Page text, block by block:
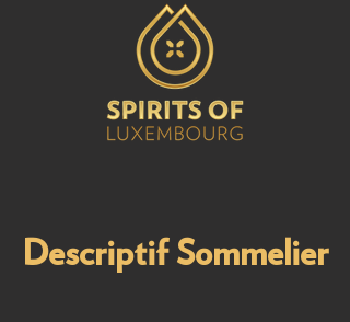
Descriptif Sommelier